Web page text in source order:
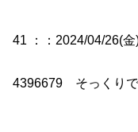
41 ： ：2024/04/26(
4396679 そっくり